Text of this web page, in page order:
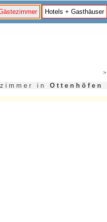
Hotels + Gasthäuser
>
z i m m e r i n O t t e n h ö f e n